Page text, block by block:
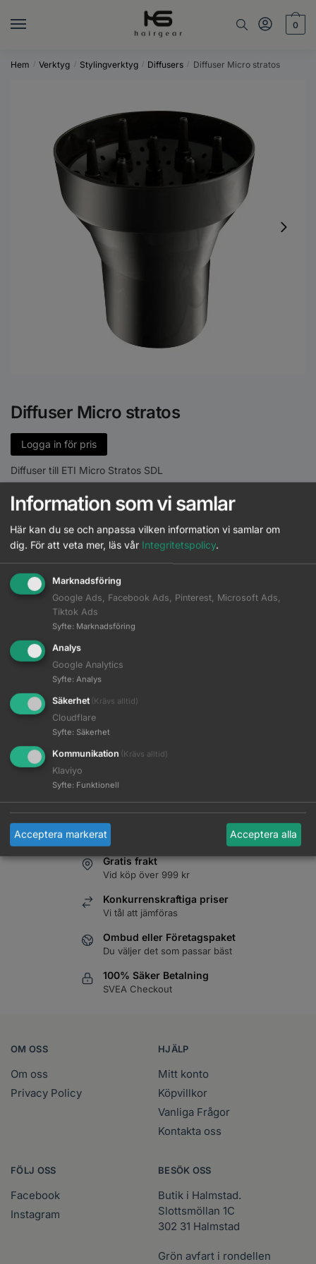
0
Hem / Verktyg / Stylingverktyg / Diffusers / Diffuser Micro stratos
Diffuser Micro stratos
Logga in för pris
Diffuser till ETI Micro Stratos SDL
Artikelnr: 7000259
Slut i lager
Beskrivning
Ytterligare information
Diffuser till ETI Micro Stratos SDL
Artikelnr:
Kategori: Diffusers
Gratis frakt
Vid köp över 999 kr
Konkurrenskraftiga priser
Vi tål att jämföras
Ombud eller Företagspaket
Du väljer det som passar bäst
100% Säker Betalning
SVEA Checkout
OM OSS
Om oss
Privacy Policy
HJÄLP
Mitt konto
Köpvillkor
Vanliga Frågor
Kontakta oss
FÖLJ OSS
Facebook
Instagram
BESÖK OSS
Butik i Halmstad.
Slottsmöllan 1C
302 31 Halmstad
Grön avfart i rondellen
Information som vi samlar
Här kan du se och anpassa vilken information vi samlar om
dig. För att veta mer, läs vår Integritetspolicy.
Marknadsföring
Google Ads, Facebook Ads, Pinterest, Microsoft Ads,
Tiktok Ads
Syfte: Marknadsföring
Analys
Google Analytics
Syfte: Analys
Säkerhet (Krävs alltid)
Cloudflare
Syfte: Säkerhet
Kommunikation (Krävs alltid)
Klaviyo
Syfte: Funktionell
Acceptera markerat Acceptera alla